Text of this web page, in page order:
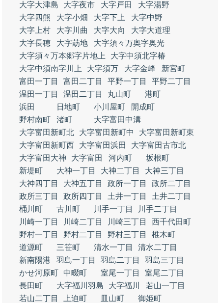
大字大津島
大字夜市 大字戸田
大字湯野
大字四熊
大字小畑 大字下上
大字中野
大字上村
大字川曲 大字大向
大字大道理
大字長穂
大字莇地
大字須々万奥字奥光
大字須々万本郷字片地上
大字中須北字椿
大字中須南字川上
大字須万 大字金峰
新宮町
富田一丁目
富田二丁目 平野一丁目
平野二丁目
温田一丁目
温田二丁目 丸山町
港町
浜田
日地町 小川屋町
開成町
野村南町
渚町
大字富田中溝
大字富田新町北
大字富田新町中
大字富田新町東
大字富田新町西
大字富田浜田
大字富田古市北
大字富田大神
大字富田 河内町
坂根町
新堤町
大神一丁目 大神二丁目
大神三丁目
大神四丁目
大神五丁目 政所一丁目
政所二丁目
政所三丁目
政所四丁目 土井一丁目
土井二丁目
桶川町
古川町 川手一丁目
川手二丁目
川崎一丁目
川崎二丁目 川崎三丁目
西千代田町
野村一丁目
野村二丁目 野村三丁目
椎木町
道源町
三笹町 清水一丁目
清水二丁目
新南陽港
羽島一丁目 羽島二丁目
羽島三丁目
かせ河原町
中畷町 室尾一丁目
室尾二丁目
長田町
大字福川羽島 大字福川
若山一丁目
若山二丁目
上迫町 皿山町
御姫町